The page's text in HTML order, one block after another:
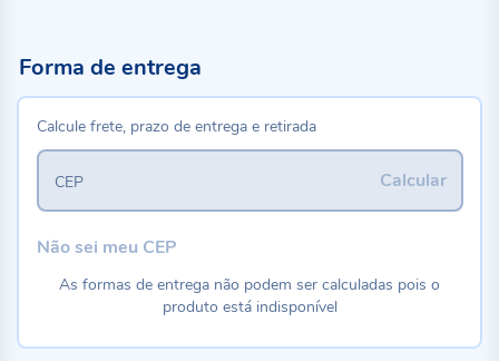
Forma de entrega
Calcule frete, prazo de entrega e retirada
Calcular
CEP
Não sei meu CEP
As formas de entrega não podem ser calculadas pois o
produto está indisponível